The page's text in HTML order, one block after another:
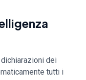
dei
tutti i